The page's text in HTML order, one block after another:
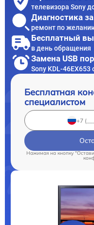
телевизора Sony
Диагностика
ремонт по
Бесплатный
в день обращения
Замена USB
Sony KDL-46EX653
Бесплатная
специалистом
Нажимая на кнопку